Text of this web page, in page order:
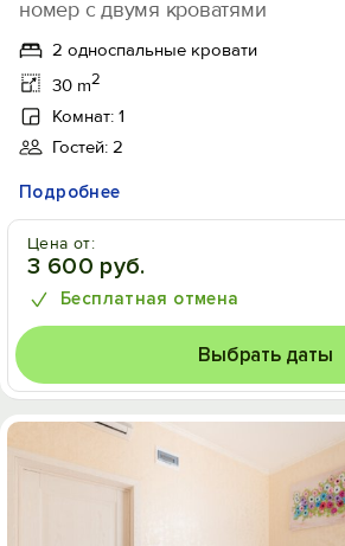
номер с двумя кроватями
2 односпальные кровати
30 m2
Комнат: 1
Гостей: 2
Подробнее
Цена от:
3 600 руб.
Бесплатная отмена
Выбрать даты